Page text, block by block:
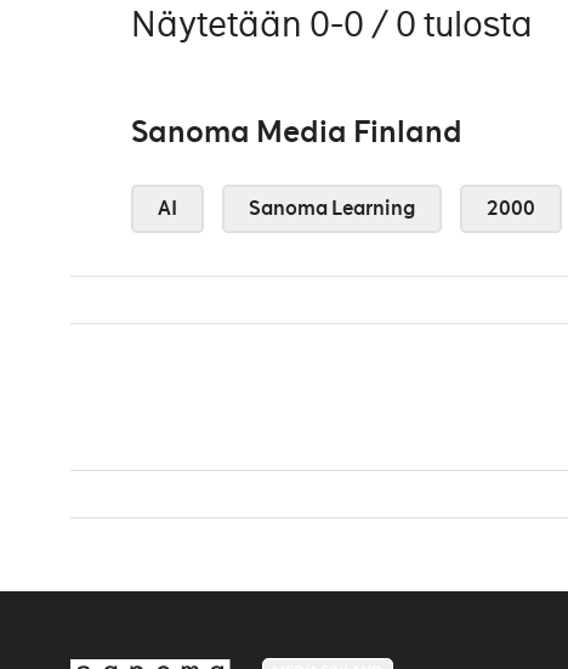
Näytetään 0-0 / 0 tulosta
Sanoma Media Finland
AI Sanoma Learning 2000